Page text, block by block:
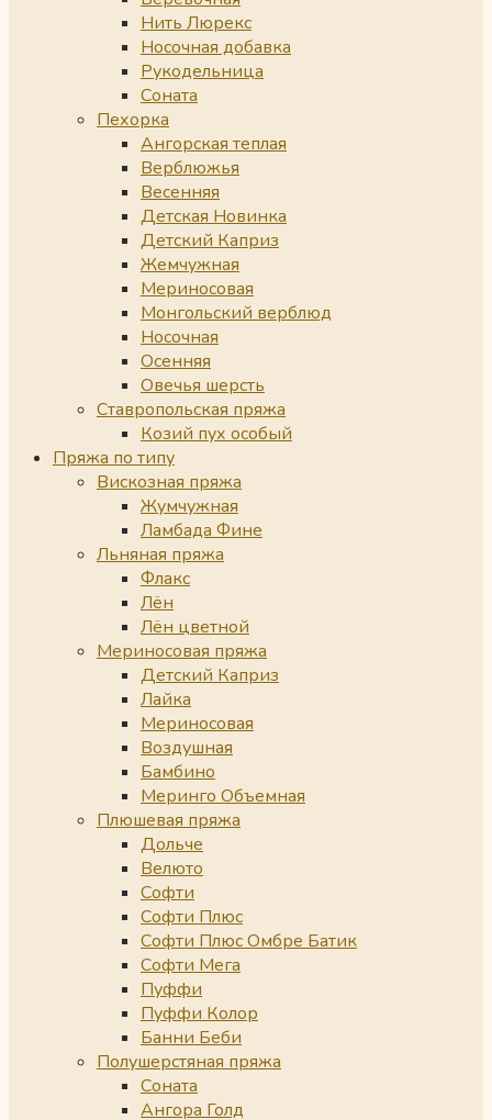
Нить Люрекс
Носочная добавка
Рукодельница
Соната
Пехорка
Ангорская теплая
Верблюжья
Весенняя
Детская Новинка
Детский Каприз
Жемчужная
Мериносовая
Монгольский верблюд
Носочная
Осенняя
Овечья шерсть
Ставропольская пряжа
Козий пух особый
Пряжа по типу
Вискозная пряжа
Жумчужная
Ламбада Фине
Льняная пряжа
Флакс
Лён
Лён цветной
Мериносовая пряжа
Детский Каприз
Лайка
Мериносовая
Воздушная
Бамбино
Меринго Объемная
Плюшевая пряжа
Дольче
Велюто
Софти
Софти Плюс
Софти Плюс Омбре Батик
Софти Мега
Пуффи
Пуффи Колор
Банни Беби
Полушерстяная пряжа
Соната
Ангора Голд